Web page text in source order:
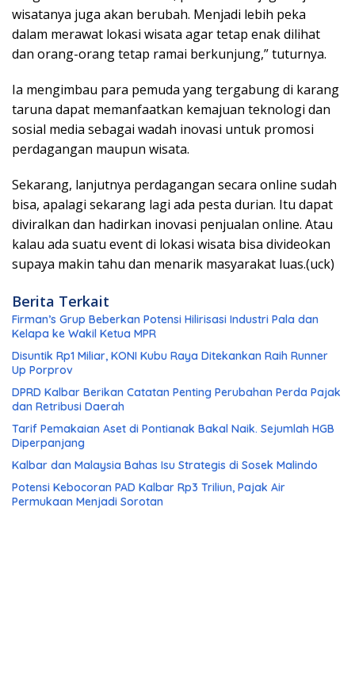
wisatanya juga akan berubah. Menjadi lebih peka
dalam merawat lokasi wisata agar tetap enak dilihat
dan orang-orang tetap ramai berkunjung,” tuturnya.
Ia mengimbau para pemuda yang tergabung di karang
taruna dapat memanfaatkan kemajuan teknologi dan
sosial media sebagai wadah inovasi untuk promosi
perdagangan maupun wisata.
Sekarang, lanjutnya perdagangan secara online sudah
bisa, apalagi sekarang lagi ada pesta durian. Itu dapat
diviralkan dan hadirkan inovasi penjualan online. Atau
kalau ada suatu event di lokasi wisata bisa divideokan
supaya makin tahu dan menarik masyarakat luas.(uck)
Berita Terkait
Firman’s Grup Beberkan Potensi Hilirisasi Industri Pala dan
Kelapa ke Wakil Ketua MPR
Disuntik Rp1 Miliar, KONI Kubu Raya Ditekankan Raih Runner
Up Porprov
DPRD Kalbar Berikan Catatan Penting Perubahan Perda Pajak
dan Retribusi Daerah
Tarif Pemakaian Aset di Pontianak Bakal Naik. Sejumlah HGB
Diperpanjang
Kalbar dan Malaysia Bahas Isu Strategis di Sosek Malindo
Potensi Kebocoran PAD Kalbar Rp3 Triliun, Pajak Air
Permukaan Menjadi Sorotan